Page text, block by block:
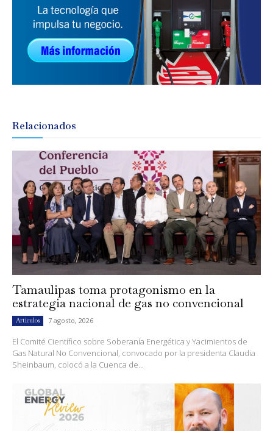
Relacionados
Tamaulipas toma protagonismo en la
estrategia nacional de gas no convencional
Artículos 7 agosto, 2026
El Comité Científico sobre Soberanía Energética y Yacimientos de
Gas Natural No Convencional, convocado por la presidenta Claudia
Sheinbaum, colocó a la Cuenca de...